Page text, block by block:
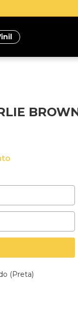
na newsletter e
(Preta)